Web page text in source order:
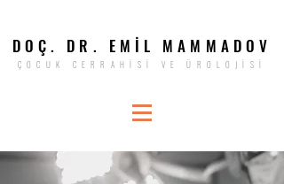
DOÇ. DR. EMİL MAMMADOV
ÇOCUK CERRAHİSİ VE ÜROLOJİSİ